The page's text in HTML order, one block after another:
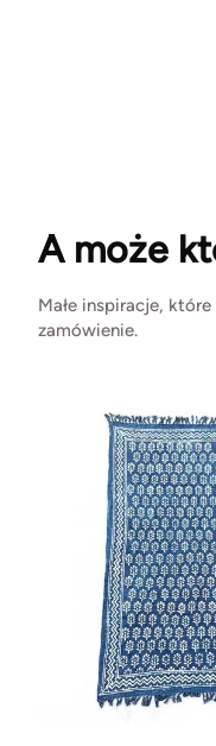
A może
Małe inspiracje,
zamówienie.